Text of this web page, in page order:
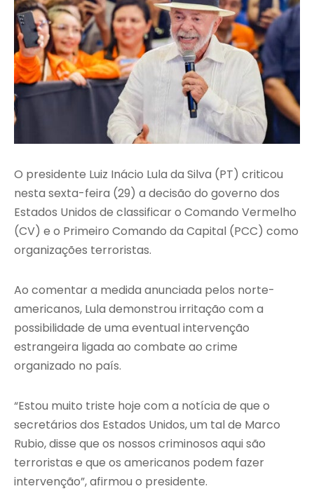
O presidente Luiz Inácio Lula da Silva (PT) criticou
nesta sexta-feira (29) a decisão do governo dos
Estados Unidos de classificar o Comando Vermelho
(CV) e o Primeiro Comando da Capital (PCC) como
organizações terroristas.
Ao comentar a medida anunciada pelos norte-
americanos, Lula demonstrou irritação com a
possibilidade de uma eventual intervenção
estrangeira ligada ao combate ao crime
organizado no país.
“Estou muito triste hoje com a notícia de que o
secretários dos Estados Unidos, um tal de Marco
Rubio, disse que os nossos criminosos aqui são
terroristas e que os americanos podem fazer
intervenção”, afirmou o presidente.